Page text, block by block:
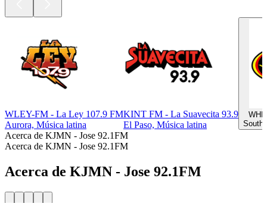
WLEY-FM - La Ley 107.9 FM
Aurora, Música latina
KINT FM - La Suavecita 93.9
El Paso, Música latina
South
Acerca de KJMN - Jose 92.1FM
Acerca de KJMN - Jose 92.1FM
Acerca de KJMN - Jose 92.1FM